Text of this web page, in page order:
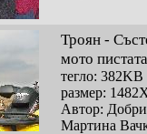
Троян -
мото
тегло: 382KB
размер:
Автор:
Мартина